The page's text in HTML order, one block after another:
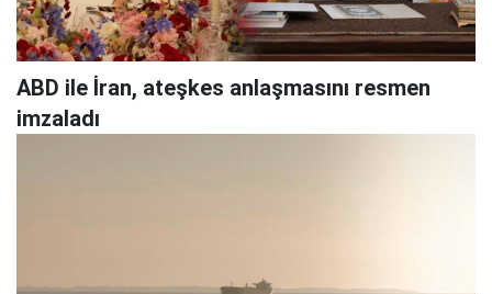
ABD ile İran, ateşkes anlaşmasını resmen
imzaladı